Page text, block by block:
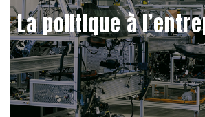
La politique à